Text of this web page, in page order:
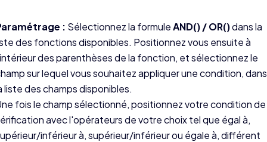
: Sélectionnez la formuleAND() / OR()dans la
des fonctions disponibles. Positionnez vous ensuite à
des parenthèses de la fonction, et sélectionnez le
sur lequel vous souhaitez appliquer une condition, dans
liste des champs disponibles.
fois le champ sélectionné, positionnez votre condition de
avec l'opérateurs de votre choix tel que égal à,
inférieur à, supérieur/inférieur ou égale à, différent